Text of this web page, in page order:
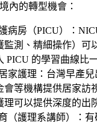
內的轉型機會：
病房（PICU）
：
監測、精細操作）可
PICU 的學習曲線比
家護理 ：台灣早產
會等機構提供居家訪
理可以提供深度的出
（護理系講師）
：